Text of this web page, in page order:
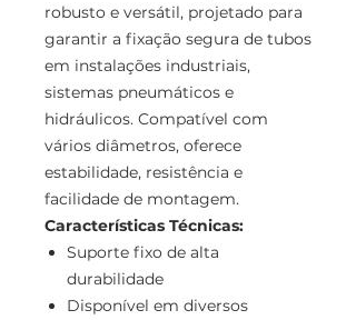
robusto e versátil, projetado para
garantir a fixação segura de tubos
em instalações industriais,
sistemas pneumáticos e
hidráulicos. Compatível com
vários diâmetros, oferece
estabilidade, resistência e
facilidade de montagem.
Características Técnicas:
Suporte fixo de alta
durabilidade
Disponível em diversos